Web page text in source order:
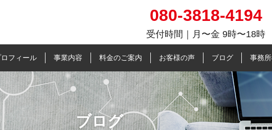
率向上と人材確保に特化
080-3818-4194
受付時間｜⽉〜金 9時〜18時
フィール 事業内容 料金のご案内 お客様の声 ブログ 事務
ブログ